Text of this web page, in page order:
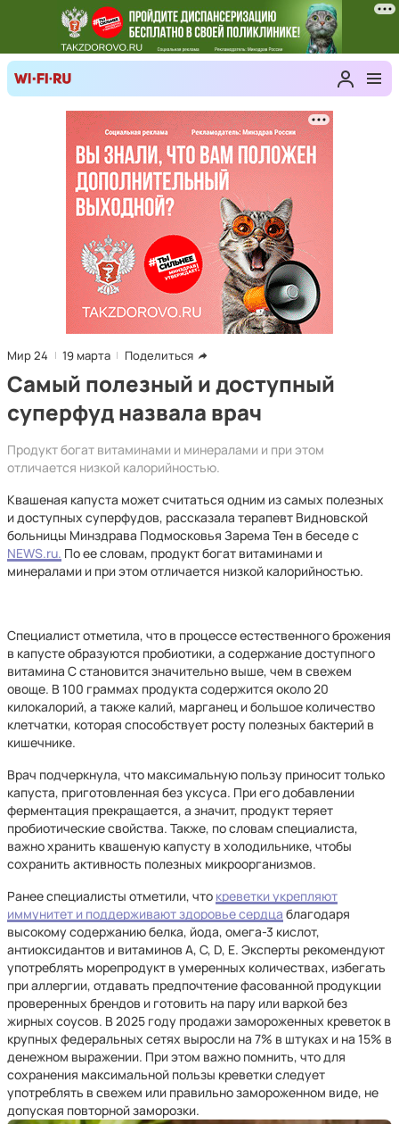
Мир 24 19 марта Поделиться
Самый полезный и доступный
суперфуд назвала врач
Продукт богат витаминами и минералами и при этом
отличается низкой калорийностью.
Квашеная капуста может считаться одним из самых полезных
и доступных суперфудов, рассказала терапевт Видновской
больницы Минздрава Подмосковья Зарема Тен в беседе с
NEWS.ru. По ее словам, продукт богат витаминами и
минералами и при этом отличается низкой калорийностью.
Специалист отметила, что в процессе естественного брожения
в капусте образуются пробиотики, а содержание доступного
витамина С становится значительно выше, чем в свежем
овоще. В 100 граммах продукта содержится около 20
килокалорий, а также калий, марганец и большое количество
клетчатки, которая способствует росту полезных бактерий в
кишечнике.
Врач подчеркнула, что максимальную пользу приносит только
капуста, приготовленная без уксуса. При его добавлении
ферментация прекращается, а значит, продукт теряет
пробиотические свойства. Также, по словам специалиста,
важно хранить квашеную капусту в холодильнике, чтобы
сохранить активность полезных микроорганизмов.
Ранее специалисты отметили, что креветки укрепляют
иммунитет и поддерживают здоровье сердца благодаря
высокому содержанию белка, йода, омега-3 кислот,
антиоксидантов и витаминов A, C, D, E. Эксперты рекомендуют
употреблять морепродукт в умеренных количествах, избегать
при аллергии, отдавать предпочтение фасованной продукции
проверенных брендов и готовить на пару или варкой без
жирных соусов. В 2025 году продажи замороженных креветок в
крупных федеральных сетях выросли на 7% в штуках и на 15% в
денежном выражении. При этом важно помнить, что для
сохранения максимальной пользы креветки следует
употреблять в свежем или правильно замороженном виде, не
допуская повторной заморозки.